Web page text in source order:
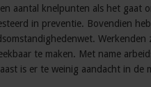
aantal knelpunten als het gaat
in preventie. Bovendien
te maken. Met name
is er te weinig aandacht in de